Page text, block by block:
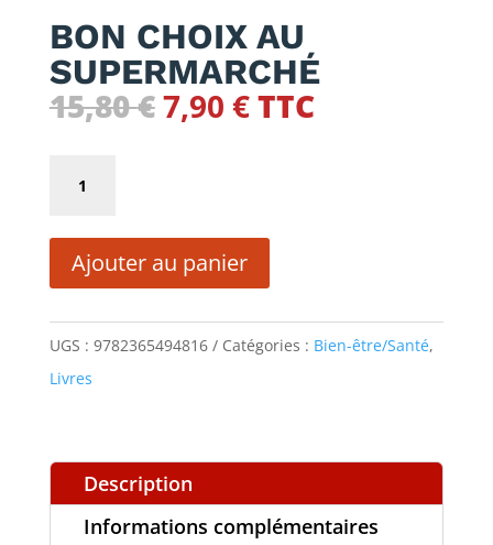
BON CHOIX AU
SUPERMARCHÉ
15,80€Le
15,80 €.
7,90 €Le
7,90 €.
TTC
BON
CHOIX
SUPERMARCHÉ
Ajouter au panier
UGS : 9782365494816 Catégories : Bien-être/Santé,
Livres
Description
Informations complémentaires